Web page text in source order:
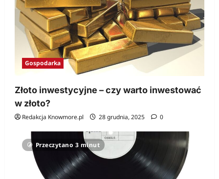
Gospodarka
Złoto inwestycyjne – czy warto inwestować
w złoto?
Redakcja Knowmore.pl 28 grudnia, 2025 0
Przeczytano 3 minut